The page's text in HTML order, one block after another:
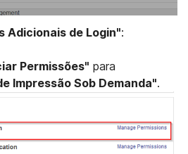
Adicionais de Login":
Permissões" para
Impressão Sob Demanda".